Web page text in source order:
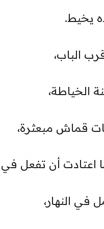
يخيط.
الباب،
الخياطة،
قماش مبعثرة،
أن تفعل في
في النهار،